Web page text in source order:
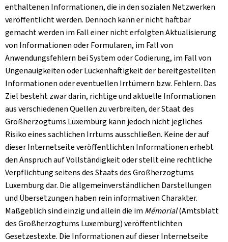
enthaltenen Informationen, die in den sozialen Netzwerken
veröffentlicht werden. Dennoch kann er nicht haftbar
gemacht werden im Fall einer nicht erfolgten Aktualisierung
von Informationen oder Formularen, im Fall von
Anwendungsfehlern bei System oder Codierung, im Fall von
Ungenauigkeiten oder Lückenhaftigkeit der bereitgestellten
Informationen oder eventuellen Irrtümern bzw. Fehlern. Das
Ziel besteht zwar darin, richtige und aktuelle Informationen
aus verschiedenen Quellen zu verbreiten, der Staat des
Großherzogtums Luxemburg kann jedoch nicht jegliches
Risiko eines sachlichen Irrtums ausschließen. Keine der auf
dieser Internetseite veröffentlichten Informationen erhebt
den Anspruch auf Vollständigkeit oder stellt eine rechtliche
Verpflichtung seitens des Staats des Großherzogtums
Luxemburg dar. Die allgemeinverständlichen Darstellungen
und Übersetzungen haben rein informativen Charakter.
Maßgeblich sind einzig und allein die im Mémorial(Amtsblatt
des Großherzogtums Luxemburg) veröffentlichten
Gesetzestexte. Die Informationen auf dieser Internetseite